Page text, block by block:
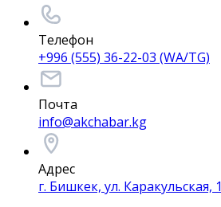
Телефон
+996 (555) 36-22-03 (WA/TG)
Почта
info@akchabar.kg
Адрес
г. Бишкек, ул. Каракульская, 1